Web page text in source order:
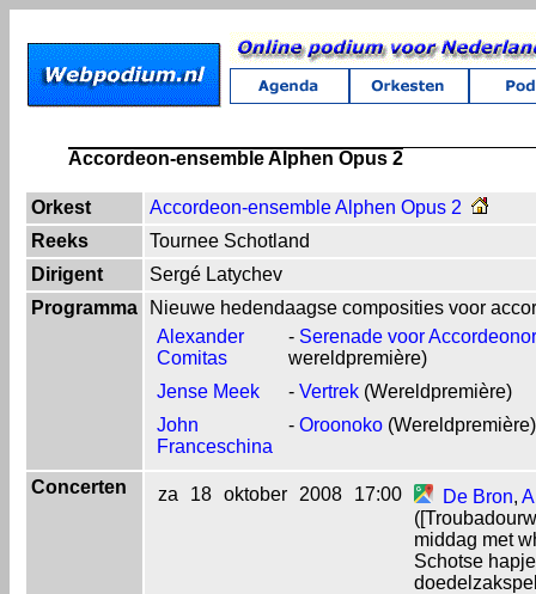
Accordeon-ensemble Alphen Opus 2
Orkest
Accordeon-ensemble Alphen Opus 2
Reeks
Tournee Schotland
Dirigent
Sergé Latychev
Programma
Nieuwe hedendaagse composities voor
Alexander
Comitas
- Serenade voor
wereldpremière)
Jense Meek
- Vertrek (Wereldpremière)
John
Franceschina
- Oroonoko (Wereldpremière)
Concerten za 18 oktober 2008 17:00 De Bron,
middag met
Schotse